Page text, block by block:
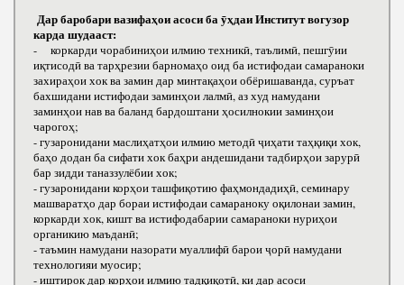
Дар баробари вазифаҳои асоси ба ӯҳдаи Институт вогузор
карда шудааст:
- коркарди чорабиниҳои илмию техникӣ, таълимӣ, пешгӯии
иқтисодӣ ва тарҳрезии барномаҳо оид ба истифодаи самараноки
захираҳои хок ва замин дар минтақаҳои обёришаванда, суръат
бахшидани истифодаи заминҳои лалмӣ, аз худ намудани
заминҳои нав ва баланд бардоштани ҳосилнокии заминҳои
чарогоҳ;
- гузаронидани маслиҳатҳои илмию методӣ ҷиҳати таҳқиқи хок,
баҳо додан ба сифати хок баҳри андешидани тадбирҳои зарурӣ
бар зидди таназзулёбии хок;
- гузаронидани корҳои ташфиқотию фаҳмондадиҳӣ, семинару
машваратҳо дар бораи истифодаи самараноку оқилонаи замин,
коркарди хок, кишт ва истифодабарии самараноки нуриҳои
органикию маъданӣ;
- таъмин намудани назорати муаллифӣ барои ҷорӣ намудани
технологияи муосир;
- иштирок дар корҳои илмию тадқиқотӣ, ки дар асоси